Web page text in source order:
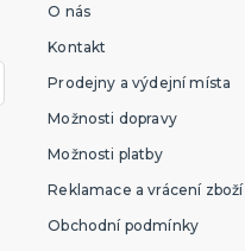
O nás
Kontakt
Prodejny a výdejní místa
Možnosti dopravy
Možnosti platby
Reklamace a vrácení zboží
Obchodní podmínky